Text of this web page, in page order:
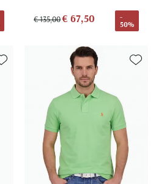
€ 135,00€ 67,50
-
50%
Toevoegen aan favorieten